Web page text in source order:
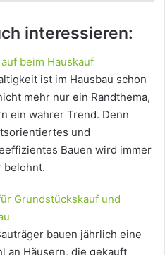
interessieren:
beim Hauskauf
ist im Hausbau schon
mehr nur ein Randthema,
ein wahrer Trend. Denn
und
Bauen wird immer
belohnt.
Grundstückskauf und
bauen jährlich eine
an Häusern, die gekauft